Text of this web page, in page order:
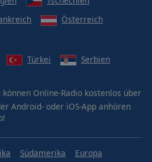
Österreich
Türkei Serbien
können Online-Radio kostenlos über
Android- oder iOS-App anhören
Südamerika
Europa